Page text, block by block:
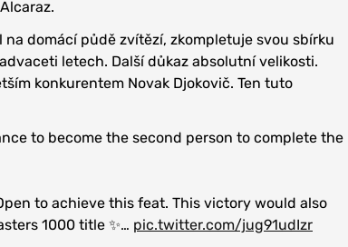
domácí půdě zvítězí, zkompletuje svou sbírku
letech. Další důkaz absolutní velikosti.
konkurentem Novak Djokovič. Ten tuto
to become the second person to complete the
to achieve this feat. This victory would also
1000 title ✨… pic.twitter.com/jug91udIzr